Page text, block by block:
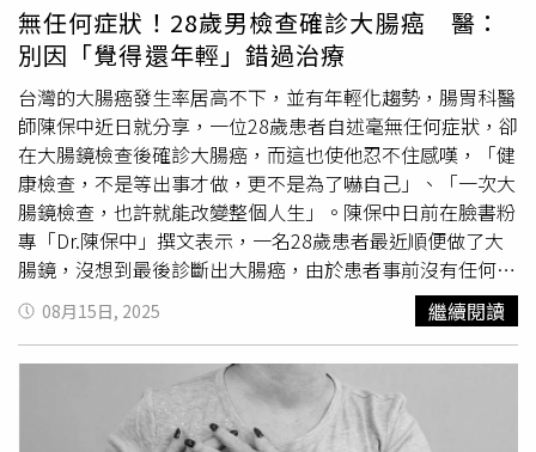
6.8、6.4與6.3的3連震。岩手縣位於福島縣北側，如今震動
又往更北的青森縣方向移動，幾乎每次都向北推進約100公
里，呈現「破裂面持續往北延伸」的趨勢。針對旅遊安全，
郭鎧紋提醒，北海道正值冬季滑雪旺季，是台灣人喜愛的旅
遊地點，但若未來1週可能出現更強烈的地震，可能引發雪
崩，旅客務必提高警覺、注意安全。至於這波地震是否會對
台灣造成影響，郭鎧紋明確表示沒有關係。原因在於青森地
震是太平洋板塊隱沒到北美板塊之下，而台灣所處的是菲律
賓海板塊隱沒到歐亞大陸板塊，2者構造完全不同且距離遙
遠。即便發生海嘯，對台灣的影響也不大，而這次地震深度
達44公里，屬於相對較深的地震，因此引發海嘯的可能性本
來就不高。
病、肺結核等肺部病史有關，但仍未找出明確病因。審計部
決算報告點出這項肺癌防治瓶頸，直指衛福部近3年投入1億
餘元經費，針對不吸菸肺癌高危險族群辦理多項研究，但議
題未涵蓋「不吸菸女性患者比例較高」的確切致病成因及預
防對策。國健署回應，已著手推動多項研究計畫，積極找出
女性非吸菸者罹患肺癌的原因。已請衛福部科技組於2026
到2029年度跨機構合作研究中，針對「不吸菸肺癌篩檢」
公開徵求研究計畫，如空汙、石綿等環境暴露、肺部疾病等
風險因子都會納入，希望透過更多實證結果，強化肺癌篩檢
政策。
無任何症狀！28歲男檢查確診大腸癌 醫：
別因「覺得還年輕」錯過治療
台灣的大腸癌發生率居高不下，並有年輕化趨勢，腸胃科醫
師陳保中近日就分享，一位28歲患者自述毫無任何症狀，卻
在大腸鏡檢查後確診大腸癌，而這也使他忍不住感嘆，「健
康檢查，不是等出事才做，更不是為了嚇自己」、「一次大
腸鏡檢查，也許就能改變整個人生」。陳保中日前在臉書粉
專「Dr.陳保中」撰文表示，一名28歲患者最近順便做了大
腸鏡，沒想到最後診斷出大腸癌，由於患者事前沒有任何症
狀，因此當對方被告知罹癌時便沉默了許久，「眼神裡除了
震驚，還有一種『怎麼可能是我』的無助，那份沉重，讓人
真的喘不過氣。」陳保中說到，不少人認為大腸癌是50、
60歲以後才可能遇到的事，但近幾年來看，年輕患者已經越
來越多，「更可怕的是，早期幾乎沒有明顯症狀，有時只是
偶爾大便帶血、排便習慣改變，或體重悄悄下降，就被當作
08月15日, 2025 繼續閱讀